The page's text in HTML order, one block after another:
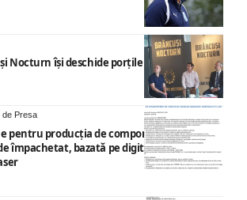
Nocturn își deschide porțile la Târgu Jiu
de Presa
pentru producția de componente ale
împachetat, bazată pe digitalizare,